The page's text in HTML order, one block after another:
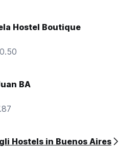
Hostel Boutique
BA
Hostels in Buenos Aires